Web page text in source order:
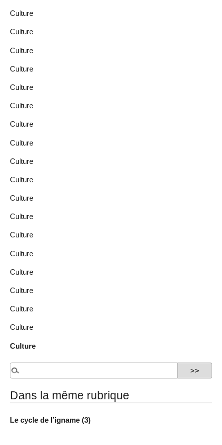
Culture
Culture
Culture
Culture
Culture
Culture
Culture
Culture
Culture
Culture
Culture
Culture
Culture
Culture
Culture
Culture
Culture
Culture
Culture
Dans la même rubrique
Le cycle de l’igname (3)